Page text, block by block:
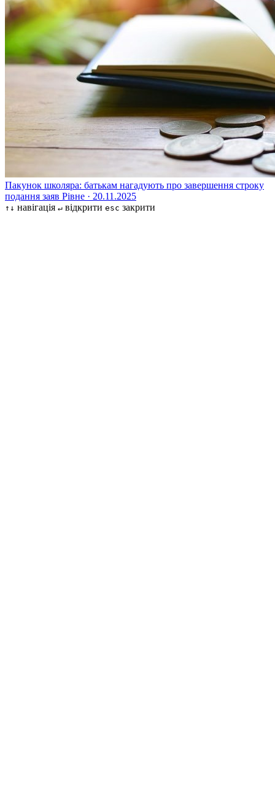
Пакунок школяра: батькам нагадують про завершення строку
подання заяв Рівне · 20.11.2025
↑↓ навігація ↵ відкрити esc закрити